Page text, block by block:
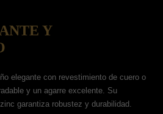
Y
elegante con revestimiento de cuero o
y un agarre excelente. Su
garantiza robustez y durabilidad.